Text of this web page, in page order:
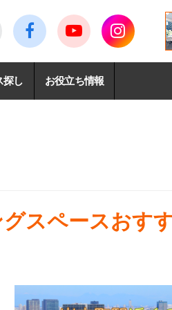
探し お役立ち情報
グスペースおす